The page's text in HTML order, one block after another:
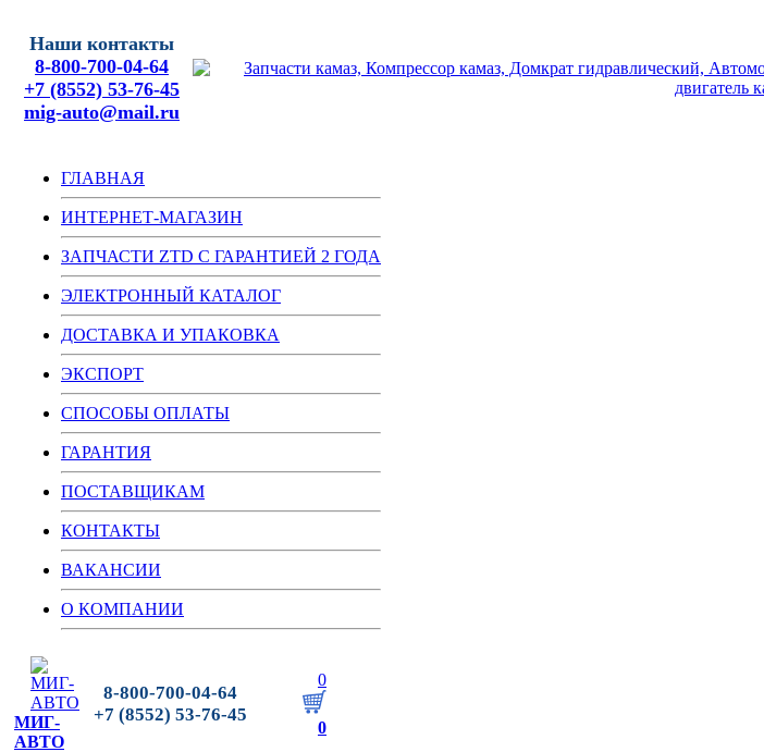
Наши контакты
8-800-700-04-64
+7 (8552) 53-76-45
mig-auto@mail.ru
ГЛАВНАЯ
ИНТЕРНЕТ-МАГАЗИН
ЗАПЧАСТИ ZTD С ГАРАНТИЕЙ 2 ГОДА
ЭЛЕКТРОННЫЙ КАТАЛОГ
ДОСТАВКА И УПАКОВКА
ЭКСПОРТ
СПОСОБЫ ОПЛАТЫ
ГАРАНТИЯ
ПОСТАВЩИКАМ
КОНТАКТЫ
ВАКАНСИИ
О КОМПАНИИ
МИГ-
АВТО
8-800-700-04-64
+7 (8552) 53-76-45
0
0